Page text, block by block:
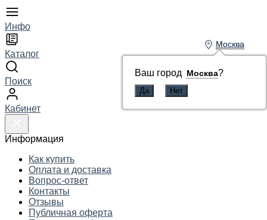
Инфо
Каталог
Поиск
Кабинет
Информация
Как купить
Оплата и доставка
Вопрос-ответ
Контакты
Отзывы
Публичная оферта
Москва
Ваш город Москва?
Москва
Ваш город Москва?